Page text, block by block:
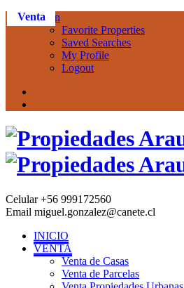
Login
Favorite Properties
Saved Searches
My Profile
Logout
Celular+56 999172560
Email miguel.gonzalez@canete.cl
INICIO
VENTA
Venta de Casas
Venta de Parcelas
Venta
Venta
Venta
Venta
Arriendo
Venta
Venta
Arriendo
Venta
Venta
Venta
Venta
Venta
Venta
Venta
Venta
Venta
Venta
Venta
Venta
Venta
Arriendo
Venta
Venta
Venta
Venta
Arriendo
Venta
Venta
Venta
Venta
Venta
Venta
Venta
Venta
Venta
Venta
Venta
Venta
Arriendo
Venta
Venta
Venta